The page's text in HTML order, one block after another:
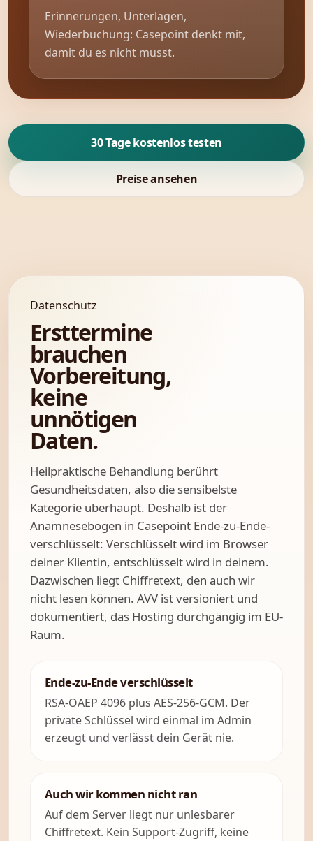
Erinnerungen, Unterlagen,
Wiederbuchung: Casepoint denkt mit,
damit du es nicht musst.
30 Tage kostenlos testen
Preise ansehen
Datenschutz
Ersttermine
brauchen
Vorbereitung,
keine
unnötigen
Daten.
Heilpraktische Behandlung berührt
Gesundheitsdaten, also die sensibelste
Kategorie überhaupt. Deshalb ist der
Anamnesebogen in Casepoint Ende-zu-Ende-
verschlüsselt: Verschlüsselt wird im Browser
deiner Klientin, entschlüsselt wird in deinem.
Dazwischen liegt Chiffretext, den auch wir
nicht lesen können. AVV ist versioniert und
dokumentiert, das Hosting durchgängig im EU-
Raum.
Ende-zu-Ende verschlüsselt
RSA-OAEP 4096 plus AES-256-GCM. Der
private Schlüssel wird einmal im Admin
erzeugt und verlässt dein Gerät nie.
Auch wir kommen nicht ran
Auf dem Server liegt nur unlesbarer
Chiffretext. Kein Support-Zugriff, keine